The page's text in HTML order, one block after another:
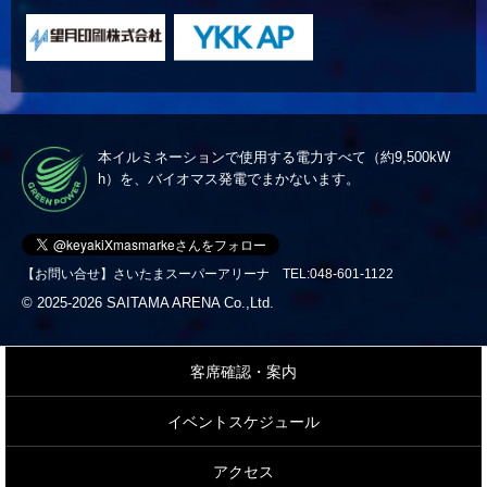
本イルミネーションで使用する電力すべて（約9,500kW
h）を、バイオマス発電でまかないます。
【お問い合せ】さいたまスーパーアリーナ TEL:048-601-1122
© 2025-2026 SAITAMA ARENA Co.,Ltd.
客席確認・案内
イベントスケジュール
アクセス